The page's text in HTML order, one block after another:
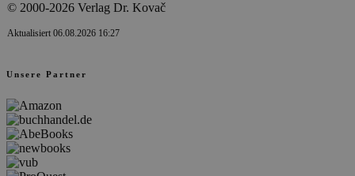
© 2000-2026 Verlag Dr. Kovač
Aktualisiert 06.08.2026 16:27
Unsere Partner